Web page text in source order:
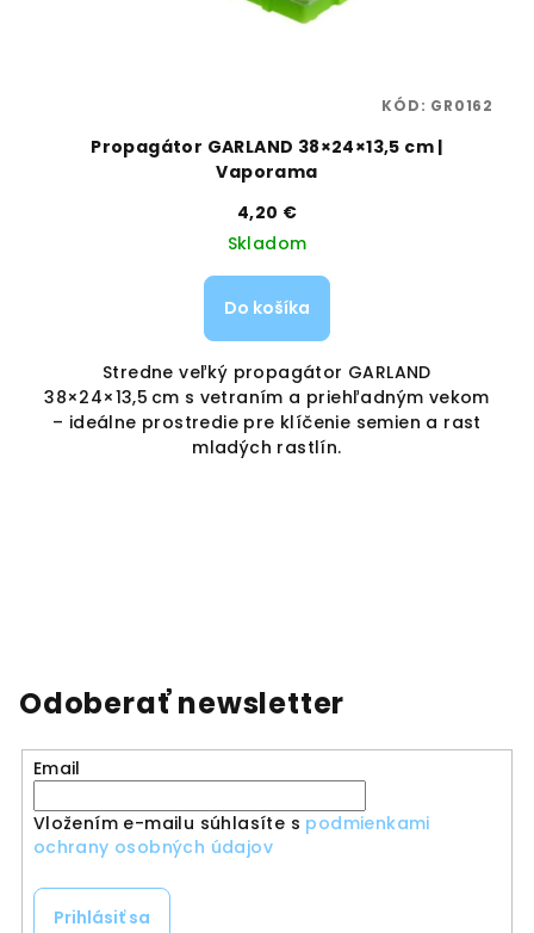
Propagátor GARLAND 38×24×13,5 cm |
Vaporama
4,20 €
Skladom
Do košíka
Stredne veľký propagátor GARLAND
38×24×13,5 cm s vetraním a priehľadným vekom
– ideálne prostredie pre klíčenie semien a rast
mladých rastlín.
KÓD: GR0162
Odoberať newsletter
Email
Vložením e-mailu súhlasíte s podmienkami
ochrany osobných údajov
Prihlásiť sa